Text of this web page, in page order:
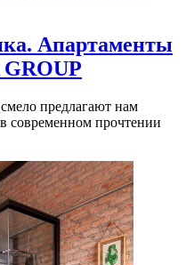
Апартаменты
предлагают нам
современном прочтении